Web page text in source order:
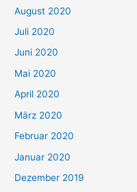
August 2020
Juli 2020
Juni 2020
Mai 2020
April 2020
März 2020
Februar 2020
Januar 2020
Dezember 2019